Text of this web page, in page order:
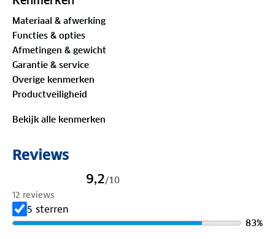
stokken worden als set van twee geleverd en
hebben ingevouwen een lengte van 77 cm.
Specificaties trekkingstokken:
✓ Set van 2
✓ Gewicht: 212 gram
✓ Materiaal: aluminium
✓ Ergonomische handgrepen van kurk
✓ Diameter buis 14/16 mm
✓ Pakformaat: 77 cm
✓ Uitgerust met een nordic walking pad
Materiaal & afwerking
Functies & opties
Afmetingen & gewicht
Garantie & service
Overige kenmerken
Productveiligheid
Bekijk alle kenmerken
Reviews
9,2/10
12 reviews
5 sterren
83%